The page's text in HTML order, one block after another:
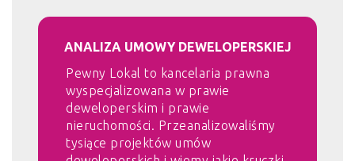
ANALIZA UMOWY DEWELOPERSKIEJ
Pewny Lokal to kancelaria prawna
wyspecjalizowana w prawie
deweloperskim i prawie
nieruchomości. Przeanalizowaliśmy
tysiące projektów umów